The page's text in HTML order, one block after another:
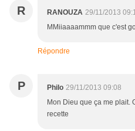
R RANOUZA 29/11/2013
MMiiaaaammm que c'est
Répondre
P Philo 29/11/2013 09:08
Mon Dieu que ça me plait.
recette